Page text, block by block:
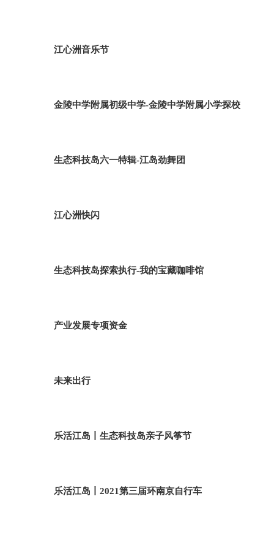
江心洲音乐节
金陵中学附属初级中学-金陵中学附属小学探校
生态科技岛六一特辑-江岛劲舞团
江心洲快闪
生态科技岛探索执行-我的宝藏咖啡馆
产业发展专项资金
未来出行
乐活江岛丨生态科技岛亲子风筝节
乐活江岛丨2021第三届环南京自行车